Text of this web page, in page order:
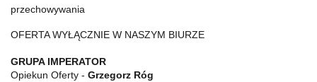
przechowywania
OFERTA WYŁĄCZNIE W NASZYM BIURZE
GRUPA IMPERATOR
Opiekun Oferty - Grzegorz Róg